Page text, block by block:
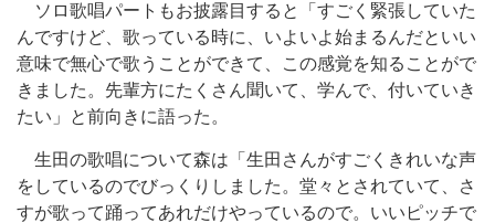
ソロ歌唱パートもお披露目すると「すごく緊張していた
んですけど、歌っている時に、いよいよ始まるんだといい
意味で無心で歌うことができて、この感覚を知ることがで
きました。先輩方にたくさん聞いて、学んで、付いていき
たい」と前向きに語った。
生田の歌唱について森は「生田さんがすごくきれいな声
をしているのでびっくりしました。堂々とされていて、さ
すが歌って踊ってあれだけやっているので。いいピッチで